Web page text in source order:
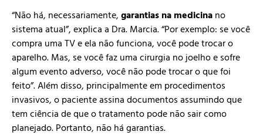
“Não há, necessariamente, garantias na medicina no
sistema atual”, explica a Dra. Marcia. “Por exemplo: se você
compra uma TV e ela não funciona, você pode trocar o
aparelho. Mas, se você faz uma cirurgia no joelho e sofre
algum evento adverso, você não pode trocar o que foi
feito”. Além disso, principalmente em procedimentos
invasivos, o paciente assina documentos assumindo que
tem ciência de que o tratamento pode não sair como
planejado. Portanto, não há garantias.